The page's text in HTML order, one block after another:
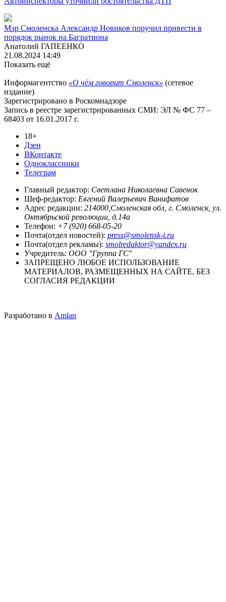
Мэр Смоленска Александр Новиков поручил привести в
порядок рынок на Багратиона
Анатолий ГАПЕЕНКО
21.08.2024 14:49
Показать ещё
Информагентство «О чём говорит Смоленск» (сетевое
издание)
Зарегистрировано в Роскомнадзоре
Запись в реестре зарегистрированных СМИ: ЭЛ № ФС 77 –
68403 от 16.01.2017 г.
18+
Дзен
ВКонтакте
Одноклассники
Телеграм
Главный редактор: Светлана Николаевна Савенок
Шеф-редактор: Евгений Валерьевич Ванифатов
Адрес редакции: 214000,Смоленская обл, г. Смоленск, ул.
Октябрьской революции, д.14а
Телефон: +7 (920) 668-05-20
Почта(отдел новостей): press@smolensk-i.ru
Почта(отдел рекламы): smolredaktor@yandex.ru
Учредитель: ООО "Группа ГС"
ЗАПРЕЩЕНО ЛЮБОЕ ИСПОЛЬЗОВАНИЕ
МАТЕРИАЛОВ, РАЗМЕЩЕННЫХ НА САЙТЕ, БЕЗ
СОГЛАСИЯ РЕДАКЦИИ
Разработано в Amlan